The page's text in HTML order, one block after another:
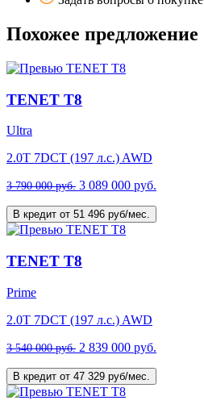
Похожее предложение
TENET T8
Ultra
2.0T 7DCT (197 л.с.) AWD
3 790 000 руб. 3 089 000 руб.
В кредит от 51 496 руб/мес.
TENET T8
Prime
2.0T 7DCT (197 л.с.) AWD
3 540 000 руб. 2 839 000 руб.
В кредит от 47 329 руб/мес.